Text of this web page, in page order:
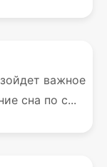
важное
сна по с...